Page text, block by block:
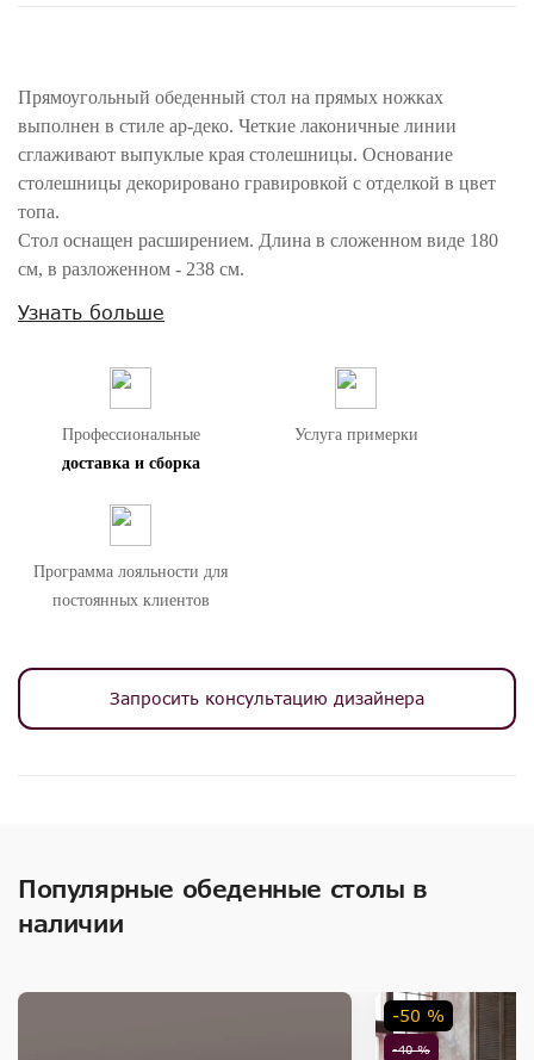
Прямоугольный обеденный стол на прямых ножках
выполнен в стиле ар-деко. Четкие лаконичные линии
сглаживают выпуклые края столешницы. Основание
столешницы декорировано гравировкой с отделкой в цвет
топа.
Стол оснащен расширением. Длина в сложенном виде 180
см, в разложенном - 238 см.
Внимание! Цвета предметов на изображениях могут отличаться из-за
Узнать больше
Профессиональные
доставка и сборка
Услуга примерки
Программа лояльности для
постоянных клиентов
Запросить консультацию дизайнера
Популярные обеденные столы в
наличии
-40 %
-50 %